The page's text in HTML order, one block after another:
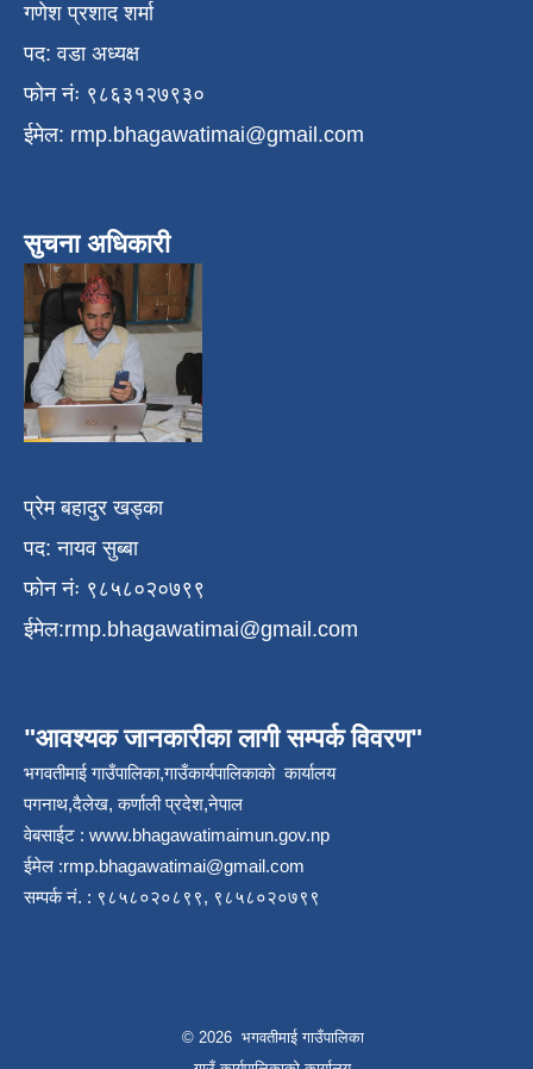
गणेश प्रशाद शर्मा
पद: वडा अध्यक्ष
फोन नंः ९८६३१२७९३०
ईमेल: rmp.bhagawatimai@gmail.com
सुचना अधिकारी
प्रेम बहादुर खड्का
पद: नायव सुब्बा
फोन नंः ९८५८०२०७९९
ईमेल:rmp.bhagawatimai@gmail.com
"आवश्यक जानकारीका लागी सम्पर्क विवरण"
भगवतीमाई गाउँपालिका,गाउँकार्यपालिकाको कार्यालय
पगनाथ,दैलेख, कर्णाली प्रदेश,नेपाल
वेबसाईट : www.bhagawatimaimun.gov.np
ईमेल :rmp.bhagawatimai@gmail.com
सम्पर्क नं. : ९८५८०२०८९९, ९८५८०२०७९९
© 2026 भगवतीमाई गाउँपालिका